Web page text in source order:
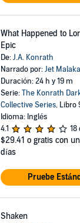
What Happened to
Epic
De:J.A. Konrath
Narrado por:Jet
Duración: 24 h y 19 m
Serie:The Konrath
Collective Series, Libro
Idioma: Inglés
4.1
18
$29.41 o gratis con
días
Pruebe
Shaken